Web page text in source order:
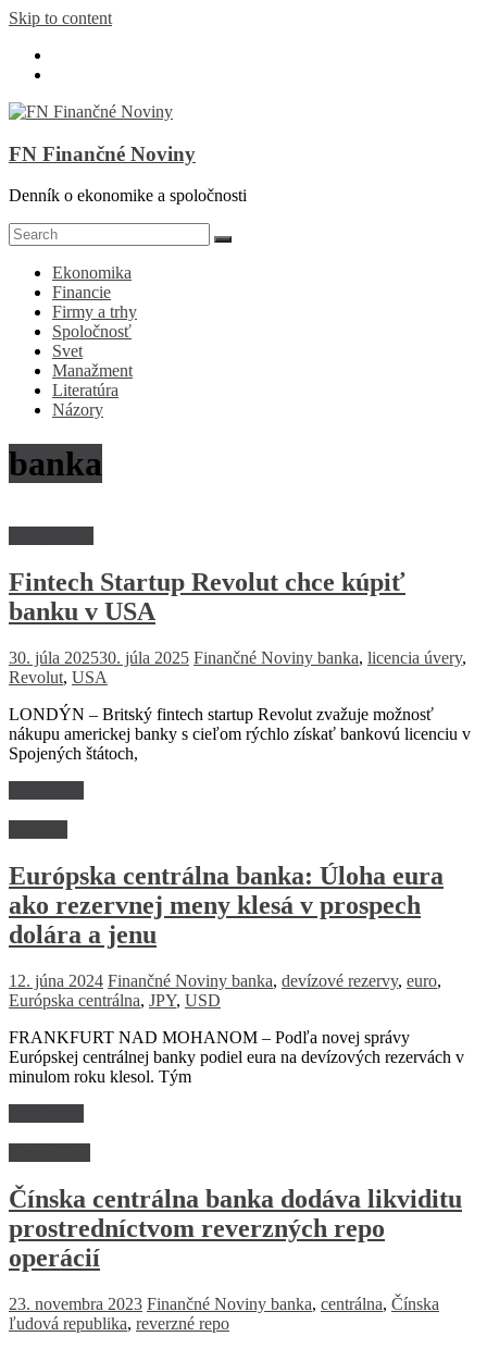
Skip to content
FN Finančné Noviny
Denník o ekonomike a spoločnosti
Ekonomika
Financie
Firmy a trhy
Spoločnosť
Svet
Manažment
Literatúra
Názory
banka
Fintech Startup Revolut chce kúpiť
banku v USA
30. júla 202530. júla 2025 Finančné Noviny banka, licencia úvery,
Revolut, USA
LONDÝN – Britský fintech startup Revolut zvažuje možnosť
nákupu americkej banky s cieľom rýchlo získať bankovú licenciu v
Spojených štátoch,
Európska centrálna banka: Úloha eura
ako rezervnej meny klesá v prospech
dolára a jenu
12. júna 2024 Finančné Noviny banka, devízové rezervy, euro,
Európska centrálna, JPY, USD
FRANKFURT NAD MOHANOM – Podľa novej správy
Európskej centrálnej banky podiel eura na devízových rezervách v
minulom roku klesol. Tým
Čínska centrálna banka dodáva likviditu
prostredníctvom reverzných repo
operácií
23. novembra 2023 Finančné Noviny banka, centrálna, Čínska
ľudová republika, reverzné repo